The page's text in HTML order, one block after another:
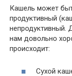
Кашель может
продуктивный
непродуктивный.
нам довольно
происходит:
Сухой